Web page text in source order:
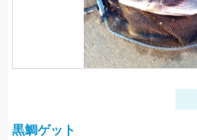
黒鯛ゲット